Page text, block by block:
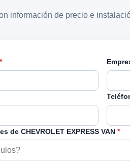
información de precio e
*
de CHEVROLET EXPRESS VAN *